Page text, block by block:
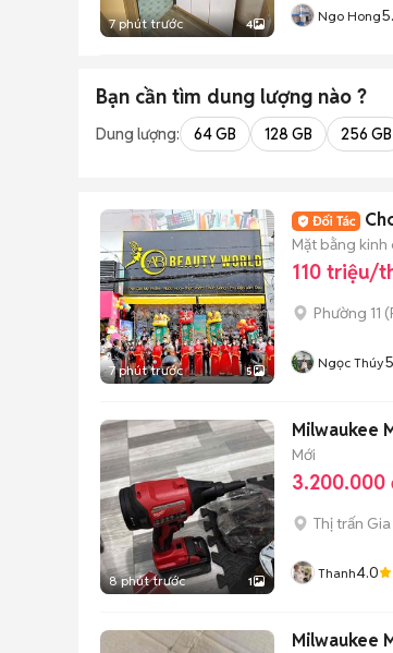
7 phút trước 4 Ngo Hong
Bạn cần tìm dung lượng nào ?
Dung lượng: 64 GB 128 GB 256 GB
7 phút trước 5
Mặt bằng kinh
110 triệu/
Phường 11 (
Ngọc Thúy
8 phút trước 1
Milwaukee
Mới
3.200.000
Thị trấn Gia
Thanh4.0
Milwaukee